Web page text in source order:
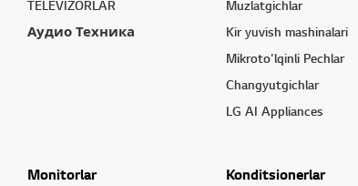
TELEVIZORLAR
Аудио Техника
Muzlatgichlar
Kir yuvish mashinalari
Mikroto'lqinli Pechlar
Changyutgichlar
LG AI Appliances
Monitorlar Konditsionerlar